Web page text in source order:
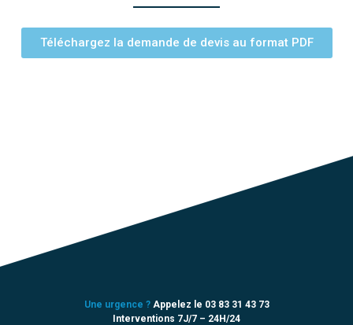
Téléchargez la demande de devis au format PDF
Une urgence ? Appelez le 03 83 31 43 73
Interventions 7J/7 – 24H/24